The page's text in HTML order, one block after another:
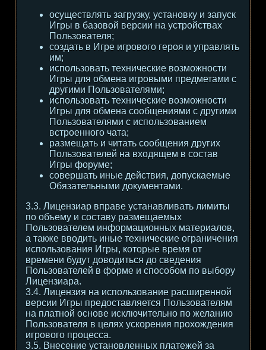
осуществлять загрузку, установку и запуск
Игры в базовой версии на устройствах
Пользователя;
создать в Игре игрового героя и управлять
им;
использовать технические возможности
Игры для обмена игровыми предметами с
другими Пользователями;
использовать технические возможности
Игры для обмена сообщениями с другими
Пользователями с использованием
встроенного чата;
размещать и читать сообщения других
Пользователей на входящем в состав
Игры форуме;
совершать иные действия, допускаемые
Обязательными документами.
3.3. Лицензиар вправе устанавливать лимиты
по объему и составу размещаемых
Пользователем информационных материалов,
а также вводить иные технические ограничения
использования Игры, которые время от
времени будут доводиться до сведения
Пользователей в форме и способом по выбору
Лицензиара.
3.4. Лицензия на использование расширенной
версии Игры предоставляется Пользователям
на платной основе исключительно по желанию
Пользователя в целях ускорения прохождения
игрового процесса.
3.5. Внесение установленных платежей за